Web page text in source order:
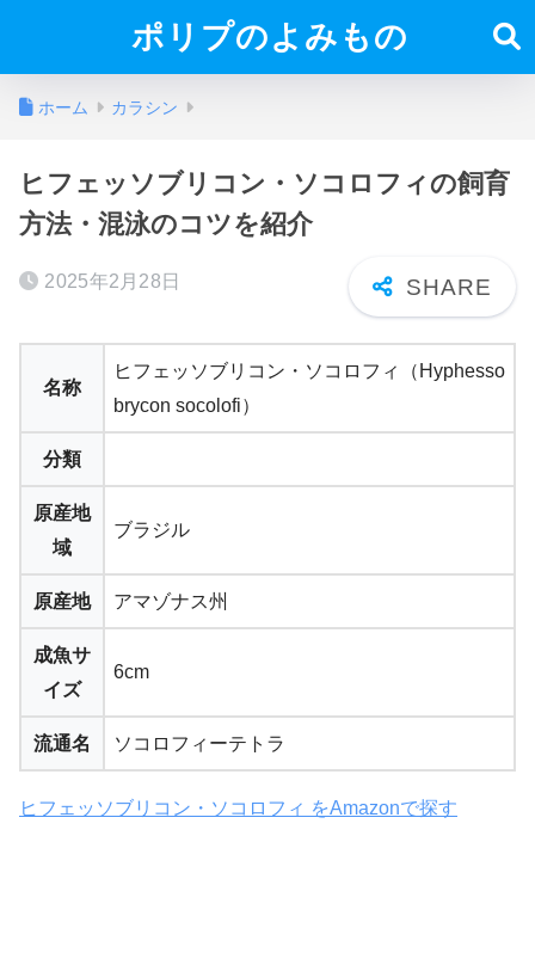
ポリプのよみもの
ホーム カラシン
ヒフェッソブリコン・ソコロフィの飼育
方法・混泳のコツを紹介
2025年2月28日
名称
ヒフェッソブリコン・ソコロフィ（Hyphesso
brycon socolofi）
分類
原産地
域
ブラジル
原産地 アマゾナス州
成魚サ
イズ
6cm
流通名 ソコロフィーテトラ
ヒフェッソブリコン・ソコロフィ をAmazonで探す